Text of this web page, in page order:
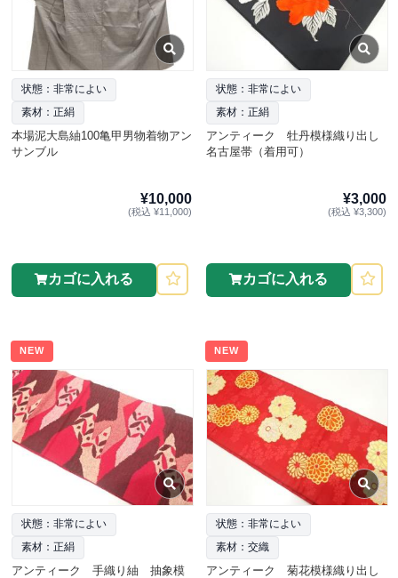
状態：非常によい
素材：正絹
本場泥大島紬100亀甲男物着物アン
サンブル
¥10,000
(税込 ¥11,000)
カゴに入れる
状態：非常によい
素材：正絹
アンティーク 牡丹模様織り出し
名古屋帯（着用可）
¥3,000
(税込 ¥3,300)
カゴに入れる
NEW
状態：非常によい
素材：正絹
アンティーク 手織り紬 抽象模
NEW
状態：非常によい
素材：交織
アンティーク 菊花模様織り出し